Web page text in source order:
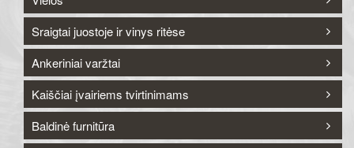
Sraigtai juostoje ir vinys ritėse
Ankeriniai varžtai
Kaiščiai įvairiems tvirtinimams
Baldinė furnitūra